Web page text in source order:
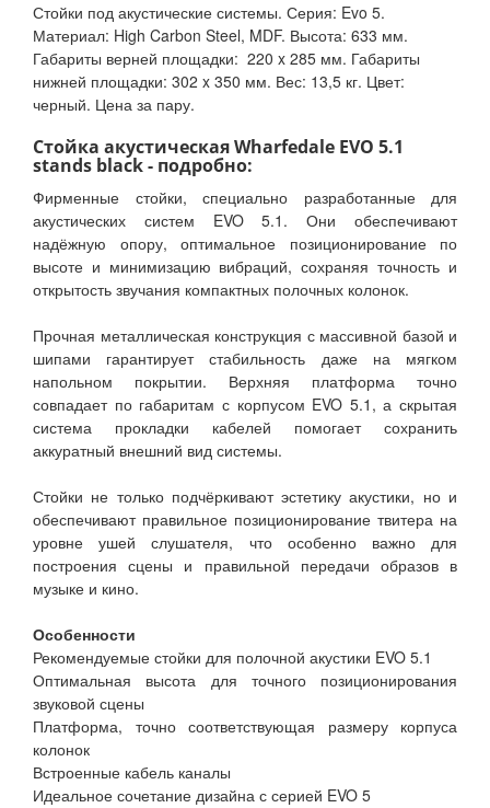
Стойки под акустические системы. Серия: Evo 5.
Материал: High Carbon Steel, MDF. Высота: 633 мм.
Габариты верней площадки: 220 x 285 мм. Габариты
нижней площадки: 302 x 350 мм. Вес: 13,5 кг. Цвет:
черный. Цена за пару.
Стойка акустическая Wharfedale EVO 5.1
stands black - подробно:
Фирменные стойки, специально разработанные для
акустических систем EVO 5.1. Они обеспечивают
надёжную опору, оптимальное позиционирование по
высоте и минимизацию вибраций, сохраняя точность и
открытость звучания компактных полочных колонок.
Прочная металлическая конструкция с массивной базой и
шипами гарантирует стабильность даже на мягком
напольном покрытии. Верхняя платформа точно
совпадает по габаритам с корпусом EVO 5.1, а скрытая
система прокладки кабелей помогает сохранить
аккуратный внешний вид системы.
Стойки не только подчёркивают эстетику акустики, но и
обеспечивают правильное позиционирование твитера на
уровне ушей слушателя, что особенно важно для
построения сцены и правильной передачи образов в
музыке и кино.
Особенности
Рекомендуемые стойки для полочной акустики EVO 5.1
Оптимальная высота для точного позиционирования
звуковой сцены
Платформа, точно соответствующая размеру корпуса
колонок
Встроенные кабель каналы
Идеальное сочетание дизайна с серией EVO 5